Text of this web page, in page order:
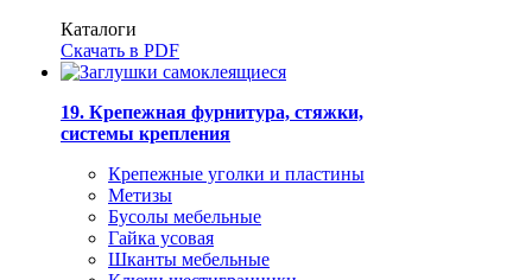
Каталоги
Скачать в PDF
19. Крепежная фурнитура, стяжки,
системы крепления
Крепежные уголки и пластины
Метизы
Бусолы мебельные
Гайка усовая
Шканты мебельные